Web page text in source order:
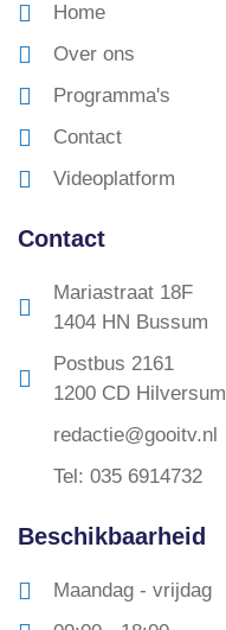
Home
Over ons
Programma's
Contact
Videoplatform
Contact
Mariastraat 18F
1404 HN Bussum
Postbus 2161
1200 CD Hilversum
redactie@gooitv.nl
Tel: 035 6914732
Beschikbaarheid
Maandag - vrijdag